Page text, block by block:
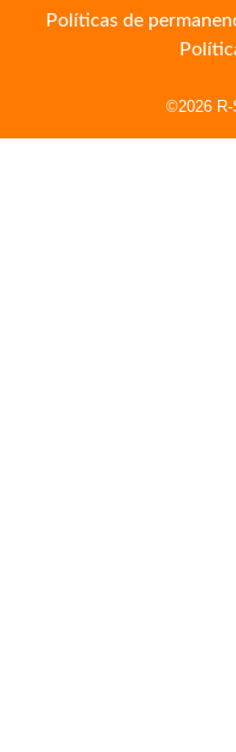
Políticas de
©2026 R-